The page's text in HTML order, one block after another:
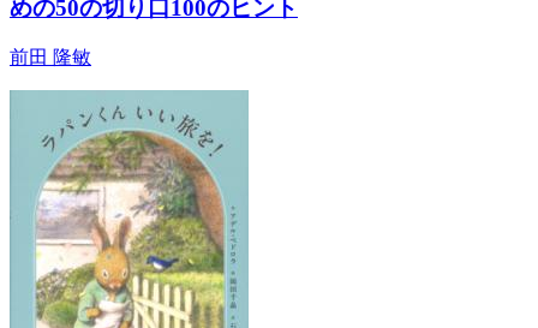
めの50の切り口100のヒント
前田 隆敏